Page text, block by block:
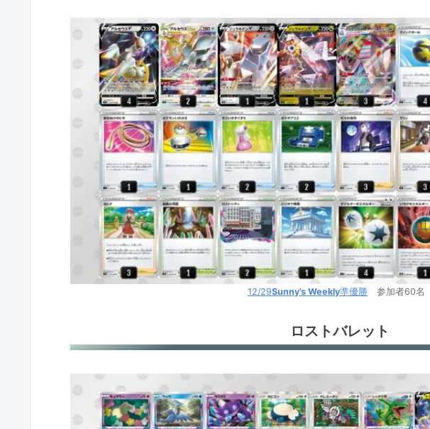
オリジンディアルガV
12/29Sunny’s Weekly準優勝 参加者60名
ロストバレット